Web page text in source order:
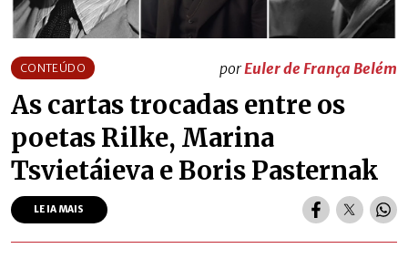
CONTEÚDO porEuler de França Belém
As cartas trocadas entre os
poetas Rilke, Marina
Tsvietáieva e Boris Pasternak
LEIA MAIS